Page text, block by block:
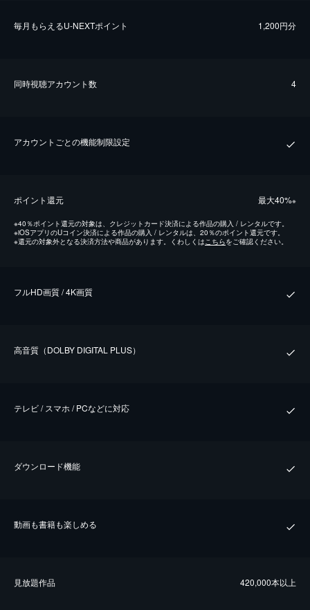
毎⽉もらえるU-NEXTポイント 1,200円分
同時視聴アカウント数 4
アカウントごとの機能制限設定
ポイント還元 最⼤40%※
※40％ポイント還元の対象は、クレジットカード決済による作品の購入 / レンタルです。
※iOSアプリのUコイン決済による作品の購入 / レンタルは、20％のポイント還元です。
※還元の対象外となる決済方法や商品があります。くわしくはこちらをご確認ください。
フルHD画質 / 4K画質
⾼⾳質（DOLBY DIGITAL PLUS）
テレビ / スマホ / PCなどに対応
ダウンロード機能
動画も書籍も楽しめる
⾒放題作品 420,000本以上